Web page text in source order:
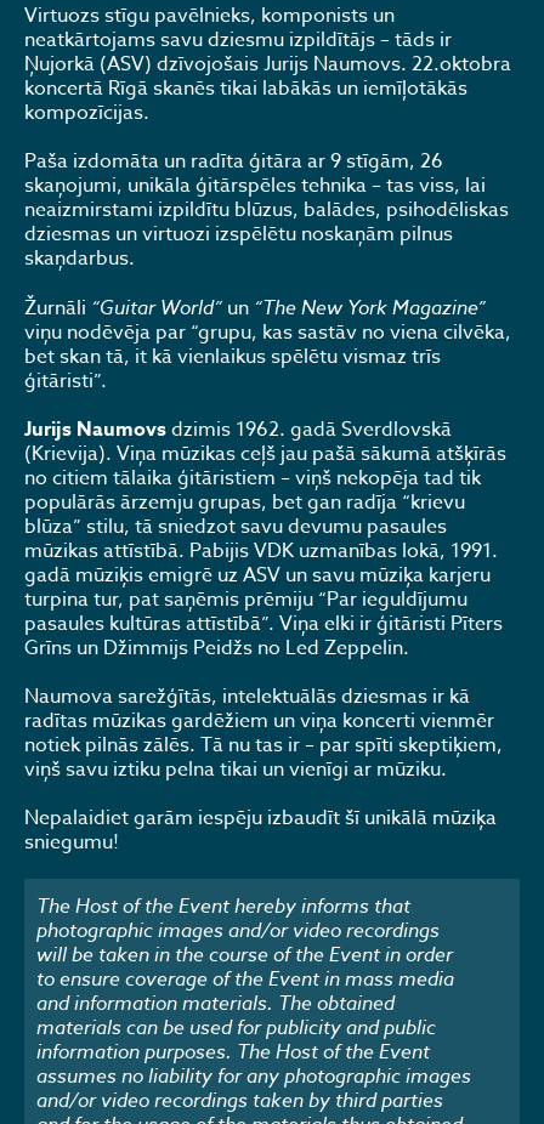
Virtuozs stīgu pavēlnieks, komponists un
neatkārtojams savu dziesmu izpildītājs – tāds ir
Ņujorkā (ASV) dzīvojošais Jurijs Naumovs. 22.oktobra
koncertā Rīgā skanēs tikai labākās un iemīļotākās
kompozīcijas.
Paša izdomāta un radīta ģitāra ar 9 stīgām, 26
skaņojumi, unikāla ģitārspēles tehnika – tas viss, lai
neaizmirstami izpildītu blūzus, balādes, psihodēliskas
dziesmas un virtuozi izspēlētu noskaņām pilnus
skaņdarbus.
Žurnāli “Guitar World” un “The New York Magazine”
viņu nodēvēja par “grupu, kas sastāv no viena cilvēka,
bet skan tā, it kā vienlaikus spēlētu vismaz trīs
ģitāristi”.
Jurijs Naumovsdzimis 1962. gadā Sverdlovskā
(Krievija). Viņa mūzikas ceļš jau pašā sākumā atšķīrās
no citiem tālaika ģitāristiem – viņš nekopēja tad tik
populārās ārzemju grupas, bet gan radīja “krievu
blūza” stilu, tā sniedzot savu devumu pasaules
mūzikas attīstībā. Pabijis VDK uzmanības lokā, 1991.
gadā mūziķis emigrē uz ASV un savu mūziķa karjeru
turpina tur, pat saņēmis prēmiju “Par ieguldījumu
pasaules kultūras attīstībā”. Viņa elki ir ģitāristi Pīters
Grīns un Džimmijs Peidžs no Led Zeppelin.
Naumova sarežģītās, intelektuālās dziesmas ir kā
radītas mūzikas gardēžiem un viņa koncerti vienmēr
notiek pilnās zālēs. Tā nu tas ir – par spīti skeptiķiem,
viņš savu iztiku pelna tikai un vienīgi ar mūziku.
Nepalaidiet garām iespēju izbaudīt šī unikālā mūziķa
sniegumu!
The Host of the Event hereby informs that
photographic images and/or video recordings
will be taken in the course of the Event in order
to ensure coverage of the Event in mass media
and information materials. The obtained
materials can be used for publicity and public
information purposes. The Host of the Event
assumes no liability for any photographic images
and/or video recordings taken by third parties